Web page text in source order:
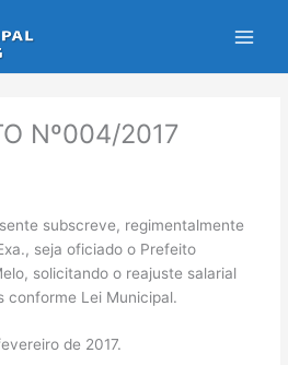
Nº004/2017
subscreve, regimentalmente
seja oficiado o Prefeito
solicitando o reajuste salarial
conforme Lei Municipal.
de 2017.